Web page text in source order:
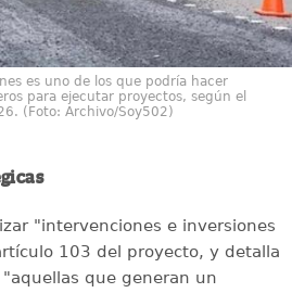
es uno de los que podría hacer
para ejecutar proyectos, según el
(Foto: Archivo/Soy502)
"intervenciones e inversiones
103 del proyecto, y detalla
que generan un